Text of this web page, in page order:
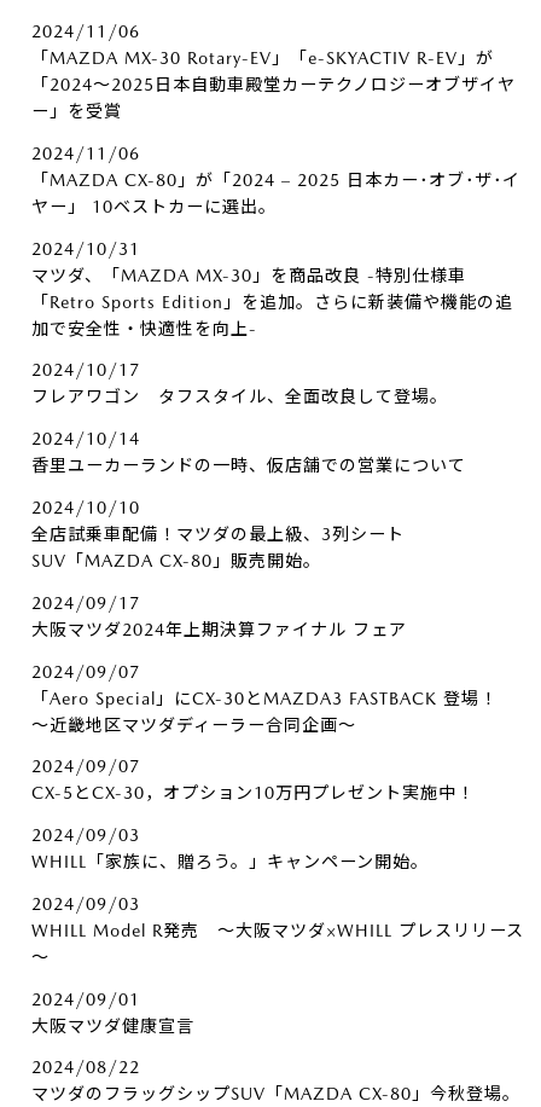
2024/11/06
「MAZDA MX-30 Rotary-EV」「e-SKYACTIV R-EV」が
「2024～2025日本自動車殿堂カーテクノロジーオブザイヤ
ー」を受賞
2024/11/06
「MAZDA CX-80」が「2024 – 2025 日本カー･オブ･ザ･イ
ヤー」 10ベストカーに選出。
2024/10/31
マツダ、「MAZDA MX-30」を商品改良 -特別仕様車
「Retro Sports Edition」を追加。さらに新装備や機能の追
加で安全性・快適性を向上-
2024/10/17
フレアワゴン タフスタイル、全面改良して登場。
2024/10/14
香里ユーカーランドの一時、仮店舗での営業について
2024/10/10
全店試乗車配備！マツダの最上級、3列シート
SUV「MAZDA CX-80」販売開始。
2024/09/17
大阪マツダ2024年上期決算ファイナル フェア
2024/09/07
「Aero Special」にCX-30とMAZDA3 FASTBACK 登場！
～近畿地区マツダディーラー合同企画～
2024/09/07
CX-5とCX-30，オプション10万円プレゼント実施中！
2024/09/03
WHILL「家族に、贈ろう。」キャンペーン開始。
2024/09/03
WHILL Model R発売 ～大阪マツダ×WHILL プレスリリース
～
2024/09/01
大阪マツダ健康宣言
2024/08/22
マツダのフラッグシップSUV「MAZDA CX-80」今秋登場。